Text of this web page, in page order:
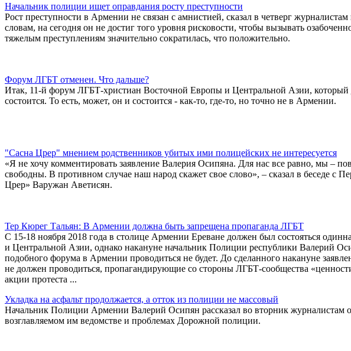
Начальник полиции ищет оправдания росту преступности
Рост преступности в Армении не связан с амнистией, сказал в четверг
словам, на сегодня он не достиг того уровня рисковости, чтобы вызывать
тяжелым преступлениям значительно сократилась, что положительно.
Форум ЛГБТ отменен. Что дальше?
Итак, 11-й форум ЛГБТ-христиан Восточной Европы и Центральной Азии, который
состоится. То есть, может, он и состоится - как-то, где-то, но точно не в Армении.
"Сасна Црер" мнением родственников убитых ими полицейских не интересуется
«Я не хочу комментировать заявление Валерия Осипяна. Для нас все равно, мы –
свободны. В противном случае наш народ скажет свое слово», – сказал в беседе
Црер» Варужан Аветисян.
Тер Кюрег Тальян: В Армении должна быть запрещена пропаганда ЛГБТ
С 15-18 ноября 2018 года в столице Армении Ереване должен был состояться
и Центральной Азии, однако накануне начальник Полиции республики Валерий
подобного форума в Армении проводиться не будет. До сделанного накануне
не должен проводиться, пропагандирующие со стороны ЛГБТ-сообщества
акции протеста ...
Укладка на асфальт продолжается, а отток из полиции не массовый
Начальник Полиции Армении Валерий Осипян рассказал во вторник журналистам о
возглавляемом им ведомстве и проблемах Дорожной полиции.